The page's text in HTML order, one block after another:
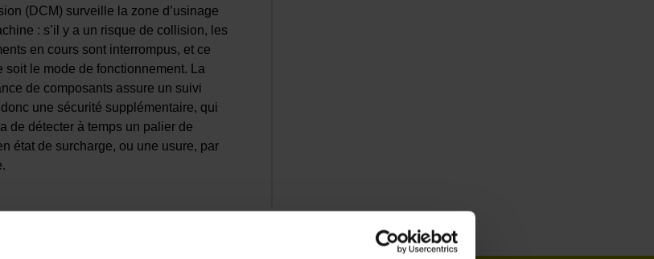
(DCM) surveille la zone d’usinage
: s’il y a un risque de collision, les
en cours sont interrompus, et ce
soit le mode de fonctionnement. La
de composants assure un suivi
une sécurité supplémentaire, qui
de détecter à temps un palier de
état de surcharge, ou une usure, par